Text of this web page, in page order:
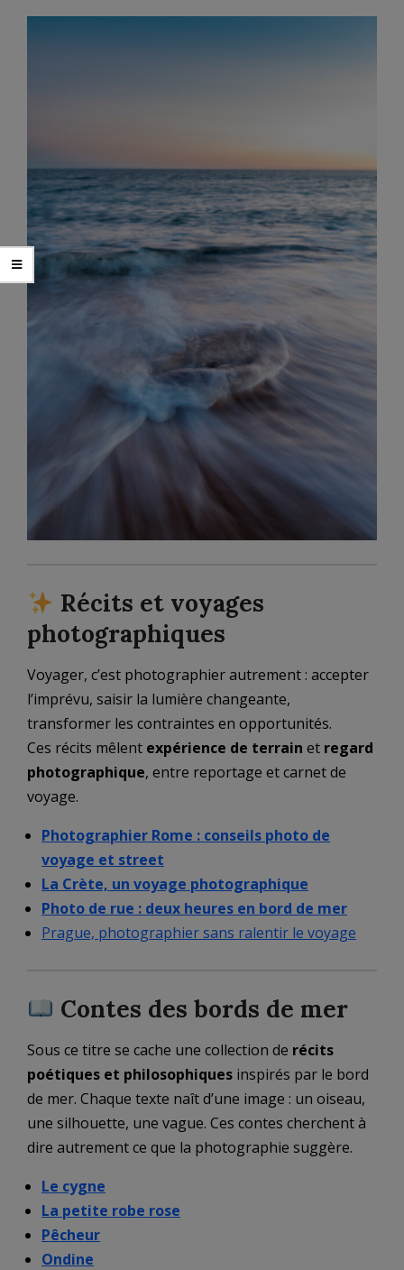
Récits et voyages
photographiques
Voyager, c’est photographier autrement : accepter
l’imprévu, saisir la lumière changeante,
transformer les contraintes en opportunités.
Ces récits mêlent expérience de terrain et regard
photographique, entre reportage et carnet de
voyage.
Photographier Rome : conseils photo de
voyage et street
La Crète, un voyage photographique
Photo de rue : deux heures en bord de mer
Prague, photographier sans ralentir le voyage
Contes des bords de mer
Sous ce titre se cache une collection de récits
poétiques et philosophiques inspirés par le bord
de mer. Chaque texte naît d’une image : un oiseau,
une silhouette, une vague. Ces contes cherchent à
dire autrement ce que la photographie suggère.
Le cygne
La petite robe rose
Pêcheur
Ondine